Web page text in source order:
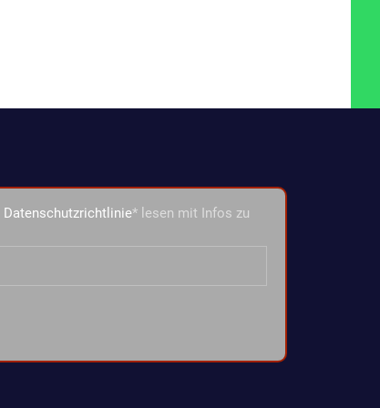
Datenschutzrichtlinie* lesen mit Infos zu